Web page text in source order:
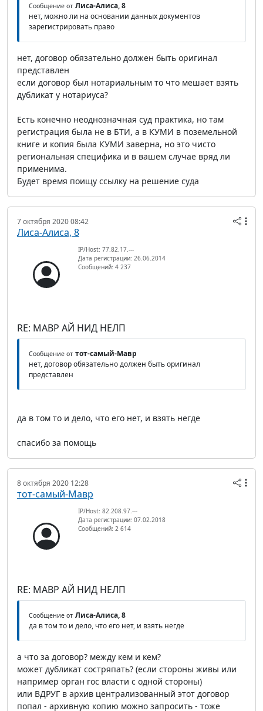
Сообщение от Лиса-Алиса, 8
нет, можно ли на основании данных документов
зарегистрировать право
нет, договор обязательно должен быть оригинал
представлен
если договор был нотариальным то что мешает взять
дубликат у нотариуса?
Есть конечно неоднозначная суд практика, но там
регистрация была не в БТИ, а в КУМИ в поземельной
книге и копия была КУМИ заверна, но это чисто
региональная специфика и в вашем случае вряд ли
применима.
Будет время поищу ссылку на решение суда
7 октября 2020 08:42
Лиса-Алиса, 8
IP/Host: 77.82.17.---
Дата регистрации: 26.06.2014
Сообщений: 4 237
RE: МАВР АЙ НИД НЕЛП
Сообщение от тот-самый-Мавр
нет, договор обязательно должен быть оригинал
представлен
да в том то и дело, что его нет, и взять негде
спасибо за помощь
8 октября 2020 12:28
тот-самый-Мавр
IP/Host: 82.208.97.---
Дата регистрации: 07.02.2018
Сообщений: 2 614
RE: МАВР АЙ НИД НЕЛП
Сообщение от Лиса-Алиса, 8
да в том то и дело, что его нет, и взять негде
а что за договор? между кем и кем?
может дубликат состряпать? (если стороны живы или
например орган гос власти с одной стороны)
или ВДРУГ в архив централизованный этот договор
попал - архивную копию можно запросить - тоже